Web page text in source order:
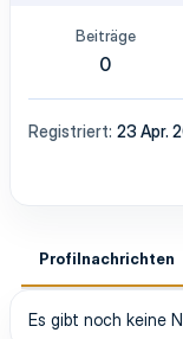
Beiträge
0
Registriert 23 Apr.
Profilnachrichten
Es gibt noch keine